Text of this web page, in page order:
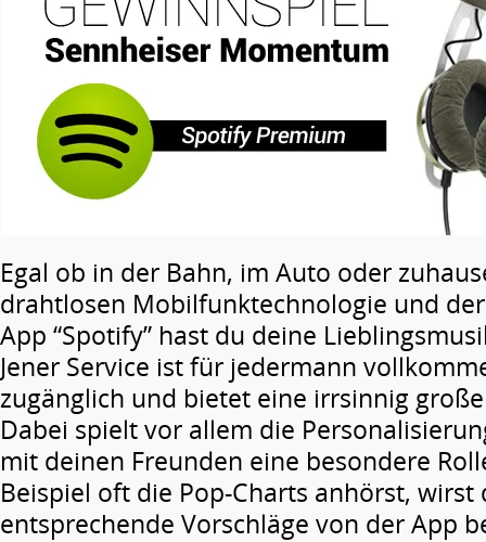
Egal ob in der Bahn, im Auto oder
drahtlosen Mobilfunktechnologie und
App “Spotify” hast du deine
Jener Service ist für jedermann
zugänglich und bietet eine irrsinnig
Dabei spielt vor allem die
mit deinen Freunden eine besondere
Beispiel oft die Pop-Charts anhörst,
entsprechende Vorschläge von der App